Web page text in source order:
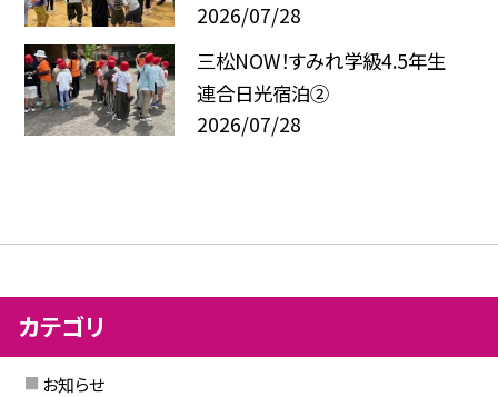
2026/07/28
三松NOW！すみれ学級4.5年生
連合日光宿泊②
2026/07/28
カテゴリ
お知らせ